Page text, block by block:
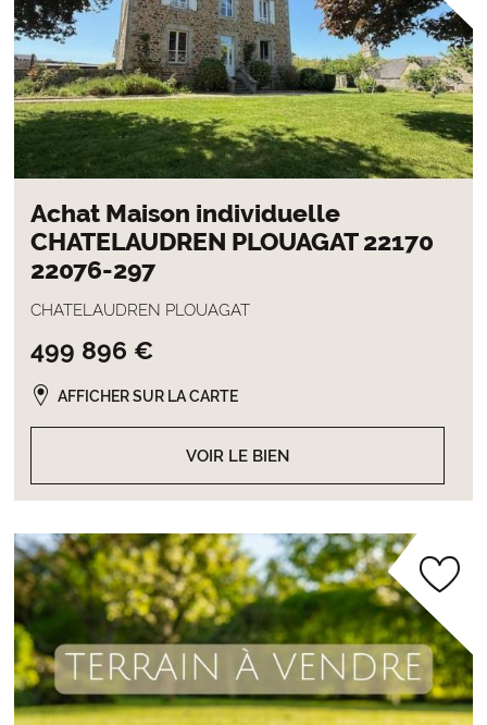
Achat Maison individuelle
CHATELAUDREN PLOUAGAT 22170
22076-297
CHATELAUDREN PLOUAGAT
499 896 €
VOIR LE BIEN
AFFICHER SUR LA CARTE